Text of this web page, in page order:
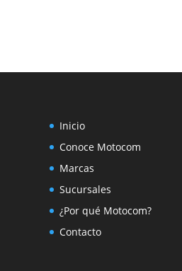
Inicio
Conoce Motocom
Marcas
Sucursales
¿Por qué Motocom?
Contacto